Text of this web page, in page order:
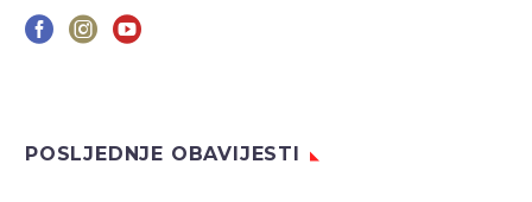
POSLJEDNJE OBAVIJESTI